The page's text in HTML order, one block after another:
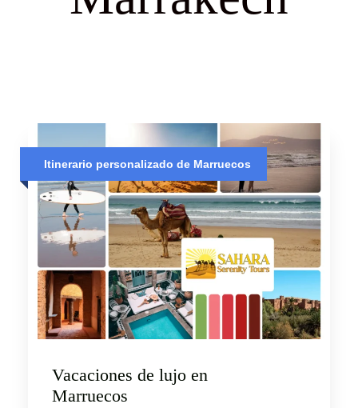
Itinerario personalizado de Marruecos
Vacaciones de lujo en
Marruecos